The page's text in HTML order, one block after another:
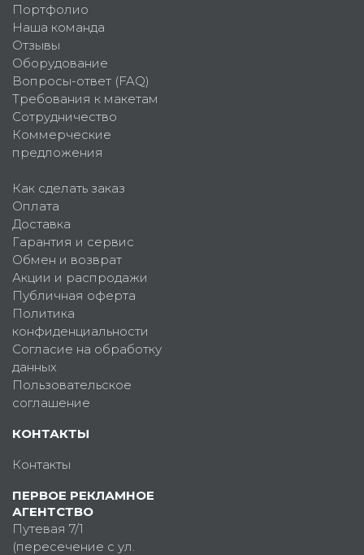
Портфолио
Наша команда
Отзывы
Оборудование
Вопросы-ответ (FAQ)
Требования к макетам
Сотрудничество
Коммерческие
предложения
Как сделать заказ
Оплата
Доставка
Гарантия и сервис
Обмен и возврат
Акции и распродажи
Публичная оферта
Политика
конфиденциальности
Согласие на обработку
данных
Пользовательское
соглашение
КОНТАКТЫ
Контакты
ПЕРВОЕ РЕКЛАМНОЕ
АГЕНТСТВО
Путевая 7/1
(пересечение с ул.